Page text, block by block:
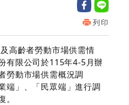
列印
高齡者勞動市場供需情
有限公司於115年4-5月辦
勞動市場供需概況調
端」、「民眾端」進行調